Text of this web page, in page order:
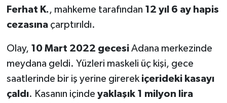
Ferhat K., mahkeme tarafından 12 yıl 6 ay hapis
cezasınaçarptırıldı.
Olay, 10 Mart 2022 gecesiAdana merkezinde
meydana geldi. Yüzleri maskeli üç kişi, gece
saatlerinde bir iş yerine girerek içerideki kasayı
çaldı. Kasanın içinde yaklaşık 1 milyon lira